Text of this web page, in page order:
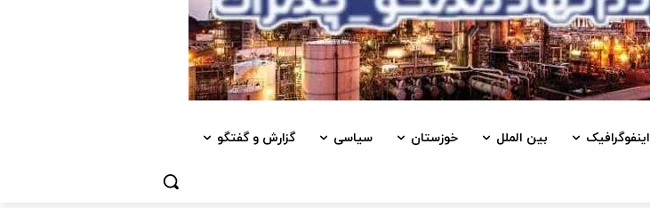
اینفوگرافیک بین الملل خوزستان سیاسی گزارش و گفتگو